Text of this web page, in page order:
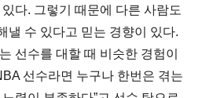
다. 그렇기 때문에 다른 사람도
낼 수 있다고 믿는 경향이 있다.
선수를 대할 때 비슷한 경험이
선수라면 누구나 한번은 겪는